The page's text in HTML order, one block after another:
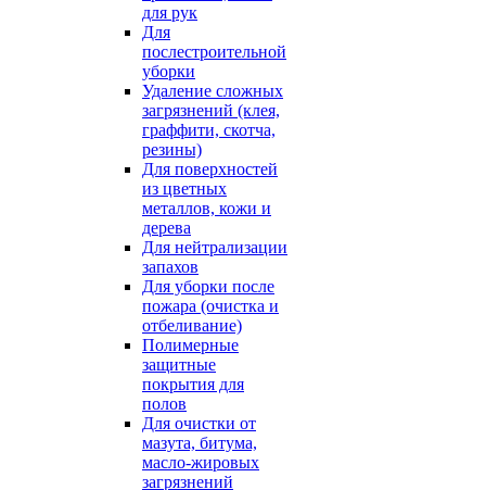
для рук
Для
послестроительной
уборки
Удаление сложных
загрязнений (клея,
граффити, скотча,
резины)
Для поверхностей
из цветных
металлов, кожи и
дерева
Для нейтрализации
запахов
Для уборки после
пожара (очистка и
отбеливание)
Полимерные
защитные
покрытия для
полов
Для очистки от
мазута, битума,
масло-жировых
загрязнений